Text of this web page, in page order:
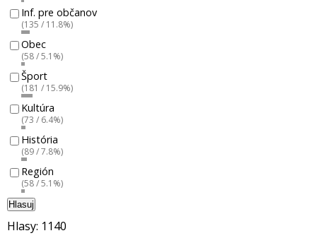
Inf. pre občanov
(135 / 11.8%)
Obec
(58 / 5.1%)
Šport
(181 / 15.9%)
Kultúra
(73 / 6.4%)
História
(89 / 7.8%)
Región
(58 / 5.1%)
Hlasuj
Hlasy: 1140